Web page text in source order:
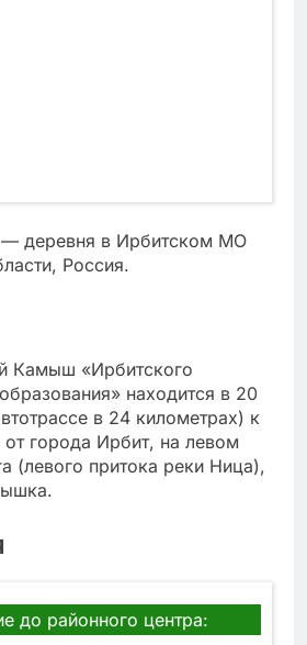
деревня в Ирбитском МО
Россия.
Камыш «Ирбитского
находится в 20
в 24 километрах) к
города Ирбит, на левом
(левого притока реки Ница),
до районного центра: